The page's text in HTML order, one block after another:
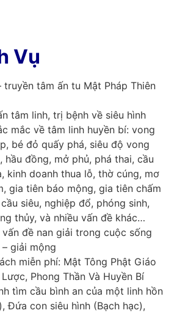
Vụ
tâm ấn tu Mật Pháp Thiên
tâm linh, trị bệnh về siêu hình
mắc về tâm linh huyền bí: vong
bé đỏ quấy phá, siêu độ vong
hầu đồng, mở phủ, phá thai, cầu
kinh doanh thua lỗ, thờ cúng, mơ
gia tiên báo mộng, gia tiên chấm
siêu, nghiệp đổ, phóng sinh,
thủy, và nhiều vấn đề khác…
đề nan giải trong cuộc sống
giải mộng
miễn phí: Mật Tông Phật Giáo
Phong Thần Và Huyền Bí
tìm cầu bình an của một linh hồn
Đứa con siêu hình (Bạch hạc),